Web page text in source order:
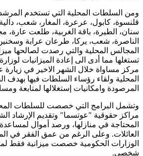
ومن السلطات المحلية التي تستخدم
قلنسوة، كابول، عرعرة، المغار، شعب، دالية
سنان، الطيرة، باقة الغربية، طلعت عارة،
الناصرة، شعب، يركا، طرعان عرابة
المجالس المحلية والتي رصدت لصالحها
تستغلها مما أدى الى إعادة الميزانيات
مركز مساواة خلال الشهر الاخير في
المحلية ولقاء رؤساء السلطات فيها بهدف
المرصودة وامكانيات إستغلالها لمتابعة
وتشمل البرامج التي خصصت للسلطات
مراكز حقوقية "عوتسما" وتقديم الإرشاد
المحتاجة في منازلها، ورصد أموال
العائلات. وعلى الرغم من عمق الفقر في
شخصي.